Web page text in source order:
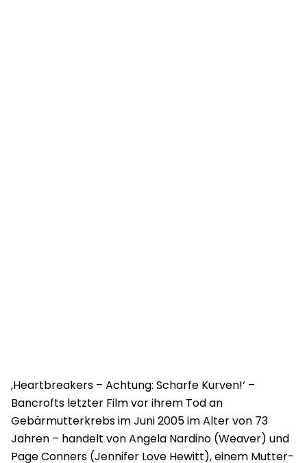
‚Heartbreakers – Achtung: Scharfe Kurven!‘ –
Bancrofts letzter Film vor ihrem Tod an
Gebärmutterkrebs im Juni 2005 im Alter von 73
Jahren – handelt von Angela Nardino (Weaver) und
Page Conners (Jennifer Love Hewitt), einem Mutter-